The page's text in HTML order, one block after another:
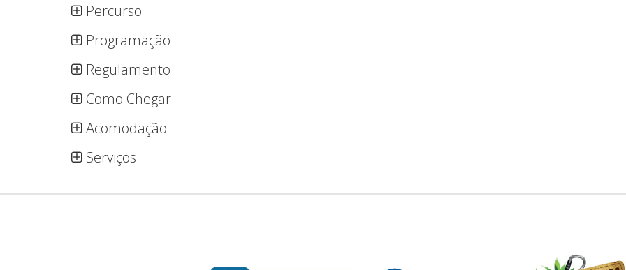
Percurso
Programação
Regulamento
Como Chegar
Acomodação
Serviços